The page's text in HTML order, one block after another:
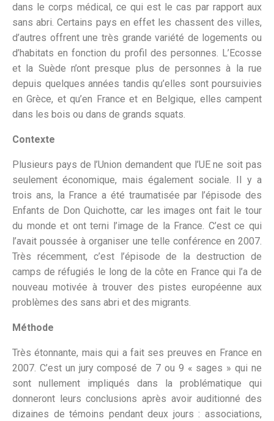
dans le corps médical, ce qui est le cas par rapport aux
sans abri. Certains pays en effet les chassent des villes,
d’autres offrent une très grande variété de logements ou
d’habitats en fonction du profil des personnes. L’Ecosse
et la Suède n’ont presque plus de personnes à la rue
depuis quelques années tandis qu’elles sont poursuivies
en Grèce, et qu’en France et en Belgique, elles campent
dans les bois ou dans de grands squats.
Contexte
Plusieurs pays de l’Union demandent que l’UE ne soit pas
seulement économique, mais également sociale. Il y a
trois ans, la France a été traumatisée par l’épisode des
Enfants de Don Quichotte, car les images ont fait le tour
du monde et ont terni l’image de la France. C’est ce qui
l’avait poussée à organiser une telle conférence en 2007.
Très récemment, c’est l’épisode de la destruction de
camps de réfugiés le long de la côte en France qui l’a de
nouveau motivée à trouver des pistes européenne aux
problèmes des sans abri et des migrants.
Méthode
Très étonnante, mais qui a fait ses preuves en France en
2007. C’est un jury composé de 7 ou 9 « sages » qui ne
sont nullement impliqués dans la problématique qui
donneront leurs conclusions après avoir auditionné des
dizaines de témoins pendant deux jours : associations,